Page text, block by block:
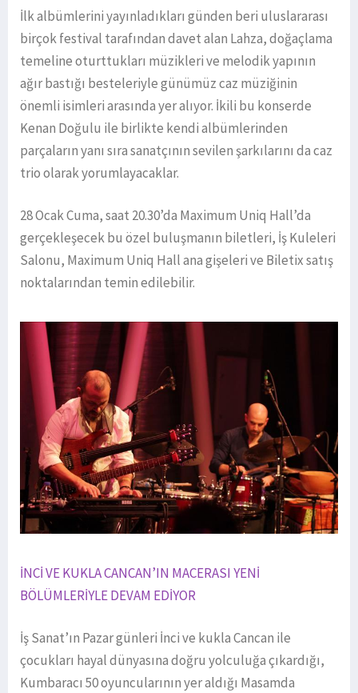
İlk albümlerini yayınladıkları günden beri uluslararası
birçok festival tarafından davet alan Lahza, doğaçlama
temeline oturttukları müzikleri ve melodik yapının
ağır bastığı besteleriyle günümüz caz müziğinin
önemli isimleri arasında yer alıyor. İkili bu konserde
Kenan Doğulu ile birlikte kendi albümlerinden
parçaların yanı sıra sanatçının sevilen şarkılarını da caz
trio olarak yorumlayacaklar.
28 Ocak Cuma, saat 20.30’da Maximum Uniq Hall’da
gerçekleşecek bu özel buluşmanın biletleri, İş Kuleleri
Salonu, Maximum Uniq Hall ana gişeleri ve Biletix satış
noktalarından temin edilebilir.
İNCİ VE KUKLA CANCAN’IN MACERASI YENİ
BÖLÜMLERİYLE DEVAM EDİYOR
İş Sanat’ın Pazar günleri İnci ve kukla Cancan ile
çocukları hayal dünyasına doğru yolculuğa çıkardığı,
Kumbaracı 50 oyuncularının yer aldığı Masamda